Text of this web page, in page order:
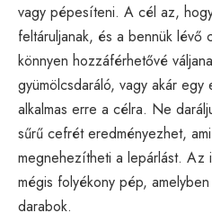
vagy pépesíteni. A cél az,
feltáruljanak, és a bennük lévő
könnyen hozzáférhetővé
gyümölcsdaráló, vagy akár
alkalmas erre a célra. Ne
sűrű cefrét eredményezhet,
megnehezítheti a lepárlást. Az
mégis folyékony pép,
darabok.